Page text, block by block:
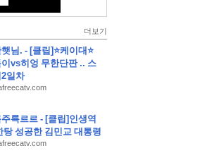
더보기
님. - [클립]⭐케이대⭐
이vs히엉 무한단판 .. 스
일차
륵르르 - [클립]인생역
탕 성공한 김민교 대통령